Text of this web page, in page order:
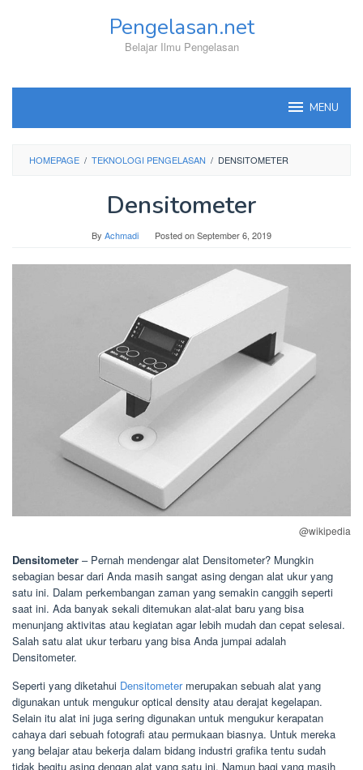
Pengelasan.net
Belajar Ilmu Pengelasan
MENU
HOMEPAGE / TEKNOLOGI PENGELASAN / DENSITOMETER
Densitometer
By Achmadi Posted onSeptember 6, 2019
@wikipedia
Densitometer – Pernah mendengar alat Densitometer? Mungkin
sebagian besar dari Anda masih sangat asing dengan alat ukur yang
satu ini. Dalam perkembangan zaman yang semakin canggih seperti
saat ini. Ada banyak sekali ditemukan alat-alat baru yang bisa
menunjang aktivitas atau kegiatan agar lebih mudah dan cepat selesai.
Salah satu alat ukur terbaru yang bisa Anda jumpai adalah
Densitometer.
Seperti yang diketahui Densitometermerupakan sebuah alat yang
digunakan untuk mengukur optical density atau derajat kegelapan.
Selain itu alat ini juga sering digunakan untuk mengukur kerapatan
cahaya dari sebuah fotografi atau permukaan biasnya. Untuk mereka
yang belajar atau bekerja dalam bidang industri grafika tentu sudah
tidak begitu asing dengan alat yang satu ini. Namun bagi yang masih